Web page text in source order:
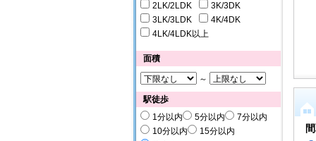
2LK/2LDK
3K/3DK
3LK/3LDK
4K/4DK
4LK/4LDK以上
面積
～
駅徒歩
1分以内
5分以内
7分以内
10分以内
15分以内